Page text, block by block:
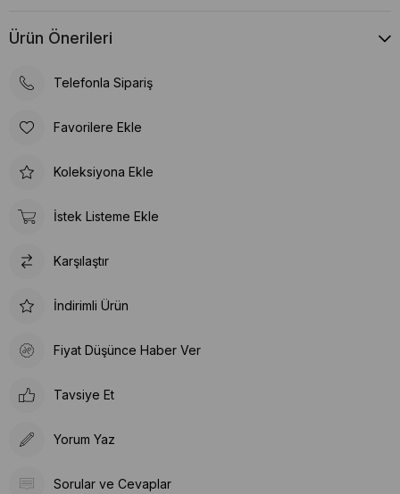
Ürün Önerileri
Telefonla Sipariş
Favorilere Ekle
Koleksiyona Ekle
İstek Listeme Ekle
Karşılaştır
İndirimli Ürün
Fiyat Düşünce Haber Ver
Tavsiye Et
Yorum Yaz
Sorular ve Cevaplar